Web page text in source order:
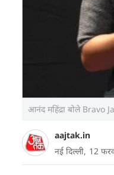
आनंद महिंद्रा बोले Bravo
aajtak.in
नई दिल्ली, 12